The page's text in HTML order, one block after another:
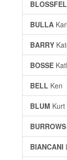
BULLA Karl
BARRY
BOSSE
BELL Ken
BLUM Kurt
BURROWS
BIANCANI